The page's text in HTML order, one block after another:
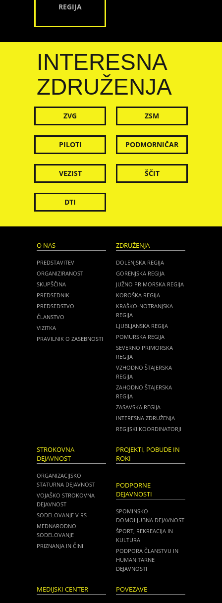
REGIJA
INTERESNA
ZDRUŽENJA
ZVG ZSM
PILOTI PODMORNIČAR
VEZIST ŠČIT
DTI
O NAS
PREDSTAVITEV
ORGANIZIRANOST
SKUPŠČINA
PREDSEDNIK
PREDSEDSTVO
ČLANSTVO
VIZITKA
PRAVILNIK O ZASEBNOSTI
ZDRUŽENJA
DOLENJSKA REGIJA
GORENJSKA REGIJA
JUŽNO PRIMORSKA REGIJA
KOROŠKA REGIJA
KRAŠKO-NOTRANJSKA
REGIJA
LJUBLJANSKA REGIJA
POMURSKA REGIJA
SEVERNO PRIMORSKA
REGIJA
VZHODNO ŠTAJERSKA
REGIJA
ZAHODNO ŠTAJERSKA
REGIJA
ZASAVSKA REGIJA
INTERESNA ZDRUŽENJA
REGIJSKI KOORDINATORJI
STROKOVNA
DEJAVNOST
ORGANIZACIJSKO
STATURNA DEJAVNOST
VOJAŠKO STROKOVNA
DEJAVNOST
SODELOVANJE V RS
MEDNARODNO
SODELOVANJE
PRIZNANJA IN ČINI
PROJEKTI, POBUDE IN
ROKI
PODPORNE
DEJAVNOSTI
SPOMINSKO
DOMOLJUBNA DEJAVNOST
ŠPORT, REKREACIJA IN
KULTURA
PODPORA ČLANSTVU IN
HUMANITARNE
DEJAVNOSTI
MEDIJSKI CENTER POVEZAVE